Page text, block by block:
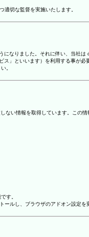
切な監督を実施いたします。
なりました。それに伴い、当社
」といいます）を利用する事が
。
ない情報を取得しています。こ
す。
ルし、ブラウザのアドオン設定を